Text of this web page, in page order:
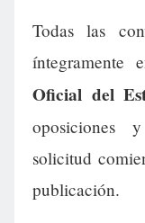
Todas las
Oficial del
oposiciones
solicitud
publicación.